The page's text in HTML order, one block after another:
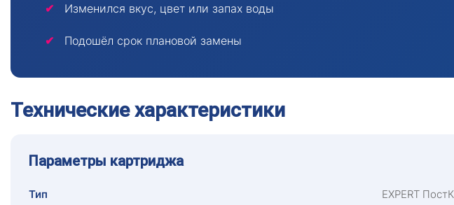
Изменился вкус, цвет или запах воды
Подошёл срок плановой замены
Технические характеристики
Параметры картриджа
Тип
EXPERT